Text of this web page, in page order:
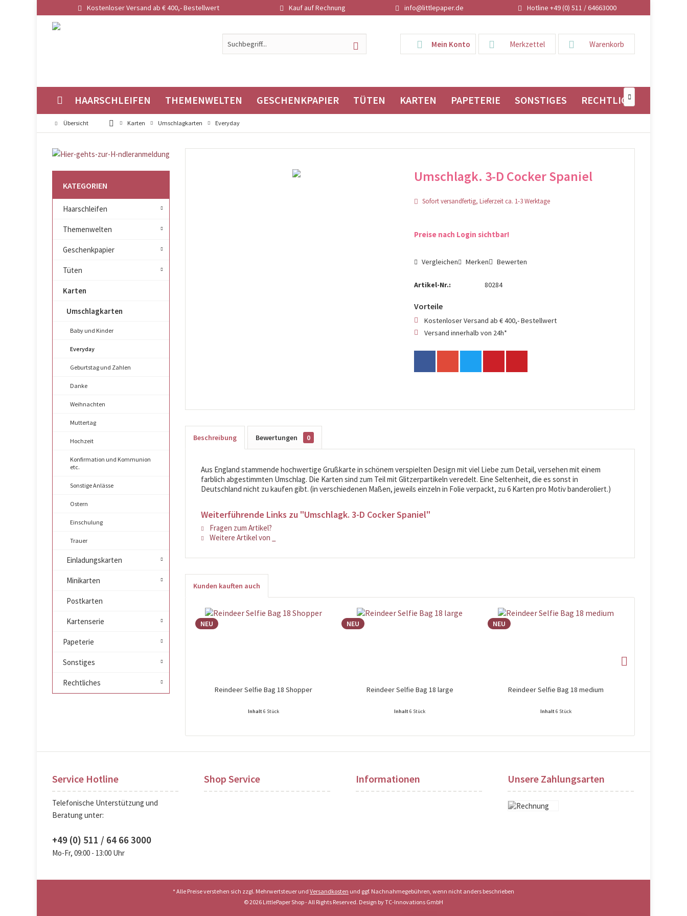
Kostenloser Versand ab € 400,- Bestellwert Kauf auf Rechnung info@littlepaper.de Hotline +49 (0) 511 / 64663000
Warenkorb
Merkzettel
Mein Konto
HAARSCHLEIFEN THEMENWELTEN GESCHENKPAPIER TÜTEN KARTEN PAPETERIE SONSTIGES RECHTLICHES

Übersicht Karten Umschlagkarten Everyday
KATEGORIEN
Haarschleifen
Themenwelten
Geschenkpapier
Tüten
Karten
Umschlagkarten
Baby und Kinder
Everyday
Geburtstag und Zahlen
Danke
Weihnachten
Muttertag
Hochzeit
Konfirmation und Kommunion
etc.
Sonstige Anlässe
Ostern
Einschulung
Trauer
Einladungskarten
Minikarten
Postkarten
Kartenserie
Papeterie
Sonstiges
Rechtliches
Umschlagk. 3-D Cocker Spaniel
Sofort versandfertig, Lieferzeit ca. 1-3 Werktage
Preise nach Login sichtbar!
Vergleichen Merken Bewerten
Artikel-Nr.: 80284
Vorteile
Kostenloser Versand ab € 400,- Bestellwert
Versand innerhalb von 24h*
Beschreibung Bewertungen 0
Aus England stammende hochwertige Grußkarte in schönem verspielten Design mit viel Liebe zum Detail, versehen mit einem
farblich abgestimmten Umschlag. Die Karten sind zum Teil mit Glitzerpartikeln veredelt. Eine Seltenheit, die es sonst in
Deutschland nicht zu kaufen gibt. (in verschiedenen Maßen, jeweils einzeln in Folie verpackt, zu 6 Karten pro Motiv banderoliert.)
Weiterführende Links zu "Umschlagk. 3-D Cocker Spaniel"
Fragen zum Artikel?
Weitere Artikel von _
Kunden kauften auch
NEU
Reindeer Selfie Bag 18 Shopper
Inhalt6 Stück
Preise nach Login sichtbar!
NEU
Reindeer Selfie Bag 18 large
Inhalt6 Stück
Preise nach Login sichtbar!
NEU
Reindeer Selfie Bag 18 medium
Inhalt6 Stück
Preise nach Login sichtbar!
Service Hotline
Telefonische Unterstützung und
Beratung unter:
+49 (0) 511 / 64 66 3000
Mo-Fr, 09:00 - 13:00 Uhr
Shop Service Informationen Unsere Zahlungsarten
* Alle Preise verstehen sich zzgl. Mehrwertsteuer und Versandkosten und ggf. Nachnahmegebühren, wenn nicht anders beschrieben
© 2026 LittlePaper Shop - All Rights Reserved. Design byTC-Innovations GmbH